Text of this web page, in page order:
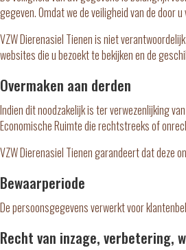
gegeven. Omdat we de veiligheid van de
VZW Dierenasiel Tienen is niet
websites die u bezoekt te bekijken en de
Overmaken aan derden
Indien dit noodzakelijk is ter verwezenlijking
Economische Ruimte die rechtstreeks of
VZW Dierenasiel Tienen garandeert dat deze
Bewaarperiode
De persoonsgegevens verwerkt voor
Recht van inzage, verbetering,